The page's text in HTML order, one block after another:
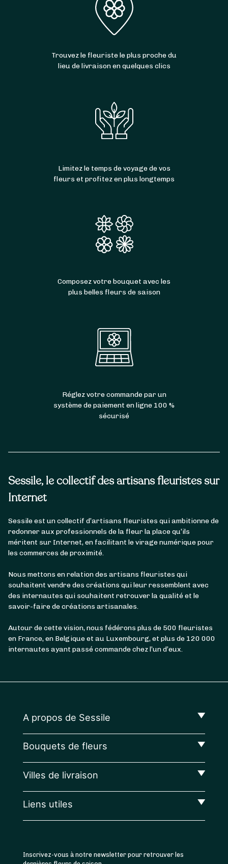
Sessile, le collectif des artisans fleuristes sur
Internet
Sessile est un collectif d’artisans fleuristes qui ambitionne de
redonner aux professionnels de la fleur la place qu’ils
méritent sur Internet, en facilitant le virage numérique pour
les commerces de proximité.
Nous mettons en relation des artisans fleuristes qui
souhaitent vendre des créations qui leur ressemblent avec
des internautes qui souhaitent retrouver la qualité et le
savoir-faire de créations artisanales.
Autour de cette vision, nous fédérons plus de 500 fleuristes
en France, en Belgique et au Luxembourg, et plus de 120 000
internautes ayant passé commande chez l’un d’eux.
Trouvez le fleuriste le plus proche du
lieu de livraison en quelques clics
Limitez le temps de voyage de vos
fleurs et profitez en plus longtemps
Composez votre bouquet avec les
plus belles fleurs de saison
Réglez votre commande par un
système de paiement en ligne 100 %
sécurisé
A propos de Sessile
Bouquets de fleurs
Villes de livraison
Liens utiles
Inscrivez-vous à notre newsletter pour retrouver les